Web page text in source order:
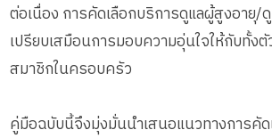
ต่อเนื่อง การคัดเลือกบริการดูแลผู้สูงอายุ/
เปรียบเสมือนการมอบความอุ่นใจให้กับทั้งตั
สมาชิกในครอบครัว
คู่มือฉบับนี้จึงมุ่งมั่นนำเสนอแนวทางการคั